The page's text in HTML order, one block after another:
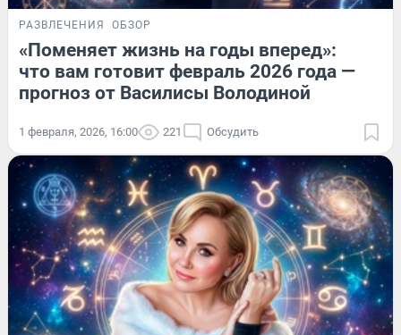
РАЗВЛЕЧЕНИЯ ОБЗОР
«Поменяет жизнь на годы вперед»:
что вам готовит февраль 2026 года —
прогноз от Василисы Володиной
1 февраля, 2026, 16:00 221 Обсудить